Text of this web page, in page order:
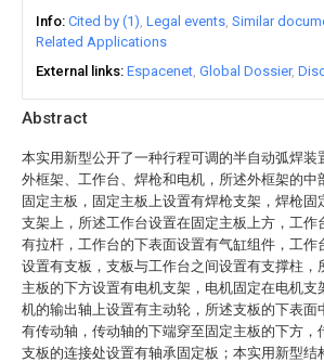
Abstract
本实用新型公开了一种行程可调的半自动弧焊装
外框架、工作台、焊枪和电机，所述外框架的中
固定主板，固定主板上设置有焊枪支架，焊枪固
支架上，所述工作台设置在固定主板上方，工作
有拉杆，工作台的下表面设置有气缸组件，工作
设置有支板，支板与工作台之间设置有支撑柱，
主板的下方设置有电机支架，电机固定在电机支
机的输出轴上设置有主动轮，所述支板的下表面
有传动轴，传动轴的下端穿至固定主板的下方，
支板的连接处设置有轴承固定板；本实用新型结
Info Cited by (1) Legal events Similar
Related Applications
External links Espacenet Global Dossier